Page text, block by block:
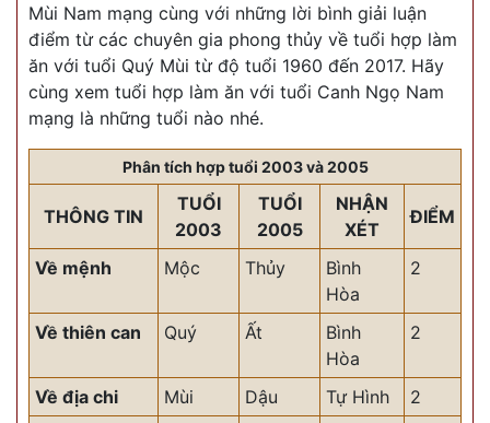
Mùi Nam mạng cùng với những lời bình giải luận
điểm từ các chuyên gia phong thủy về tuổi hợp làm
ăn với tuổi Quý Mùi từ độ tuổi 1960 đến 2017. Hãy
cùng xem tuổi hợp làm ăn với tuổi Canh Ngọ Nam
mạng là những tuổi nào nhé.
Phân tích hợp tuổi 2003 và 2005
THÔNG TIN
TUỔI
2003
TUỔI
2005
NHẬN
XÉT
ĐIỂM
Về mệnh Mộc Thủy
Bình
Hòa
2
Về thiên can Quý Ất
Bình
Hòa
2
Về địa chi Mùi Dậu Tự Hình
2